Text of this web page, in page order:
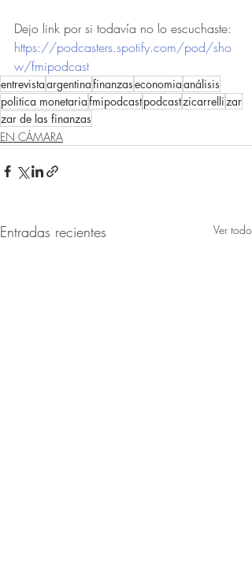
Dejo link por si todavía no lo escuchaste:
https://podcasters.spotify.com/pod/sho
w/fmipodcast
entrevistaargentinafinanzaseconomiaanálisis
politica monetariafmipodcastpodcastzicarrelli zar
zar de las finanzas
EN CÁMARA
Entradas recientes Ver todo